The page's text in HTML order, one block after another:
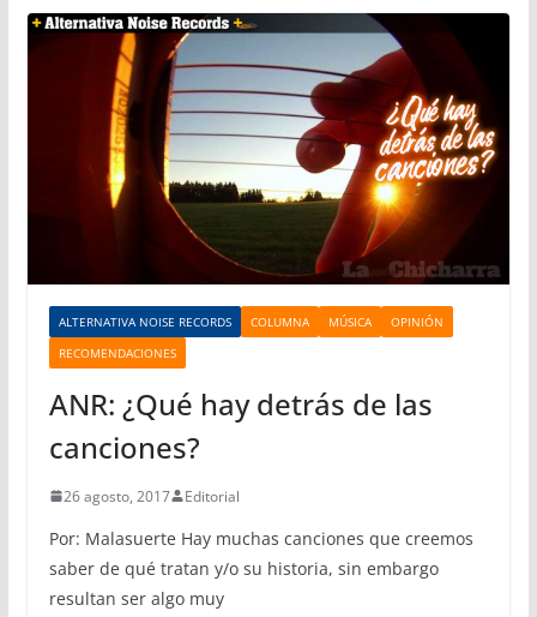
ALTERNATIVA NOISE RECORDS COLUMNA MÚSICA
OPINIÓN
RECOMENDACIONES
ANR: ¿Qué hay detrás de las
canciones?
26 agosto, 2017 Editorial
Por: Malasuerte Hay muchas canciones que creemos
saber de qué tratan y/o su historia, sin embargo
resultan ser algo muy